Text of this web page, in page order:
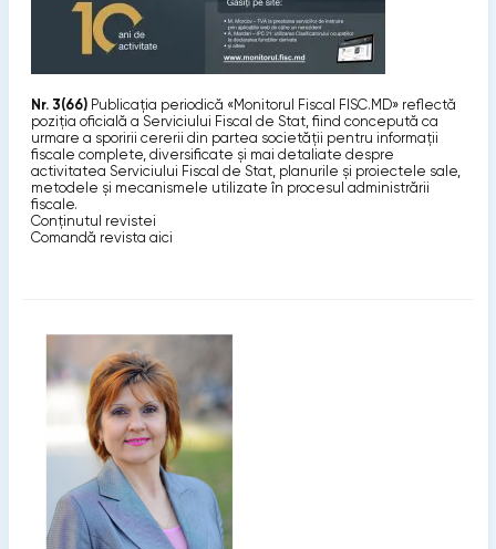
Nr. 3(66)Publicaţia periodică «Monitorul Fiscal FISC.MD» reflectă
poziţia oficială a Serviciului Fiscal de Stat, fiind concepută ca
urmare a sporirii cererii din partea societăţii pentru informaţii
fiscale complete, diversificate şi mai detaliate despre
activitatea Serviciului Fiscal de Stat, planurile şi proiectele sale,
metodele şi mecanismele utilizate în procesul administrării
fiscale.
Conținutul revistei
Comandă revista aici